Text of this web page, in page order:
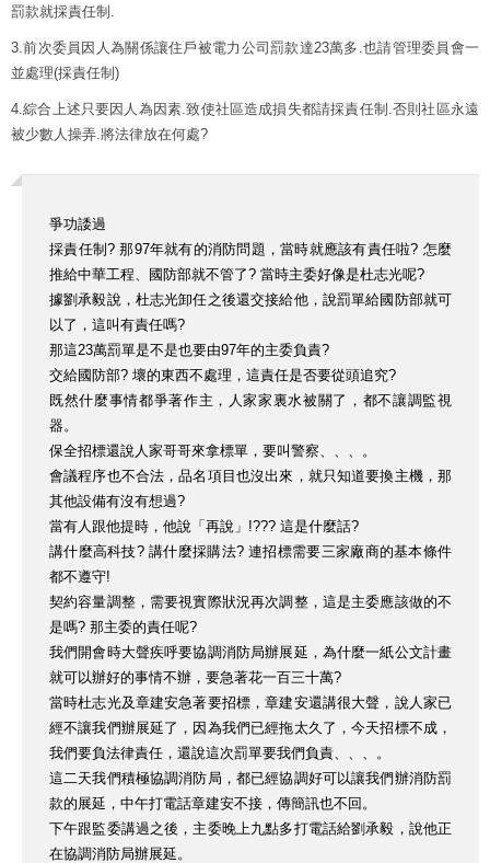
罰款就採責任制.
3.前次委員因人為關係讓住戶被電力公司罰款達23萬多.也請管理委員會一
並處理(採責任制)
4.綜合上述只要因人為因素.致使社區造成損失都請採責任制.否則社區永遠
被少數人操弄.將法律放在何處?
爭功諉過
採責任制? 那97年就有的消防問題，當時就應該有責任啦? 怎麼
推給中華工程、國防部就不管了? 當時主委好像是杜志光呢?
據劉承毅說，杜志光卸任之後還交接給他，說罰單給國防部就可
以了，這叫有責任嗎?
那這23萬罰單是不是也要由97年的主委負責?
交給國防部? 壞的東西不處理，這責任是否要從頭追究?
既然什麼事情都爭著作主，人家家裏水被關了，都不讓調監視
器。
保全招標還說人家哥哥來拿標單，要叫警察、、、。
會議程序也不合法，品名項目也沒出來，就只知道要換主機，那
其他設備有沒有想過?
當有人跟他提時，他說「再說」!??? 這是什麼話?
講什麼高科技? 講什麼採購法? 連招標需要三家廠商的基本條件
都不遵守!
契約容量調整，需要視實際狀況再次調整，這是主委應該做的不
是嗎? 那主委的責任呢?
我們開會時大聲疾呼要協調消防局辦展延，為什麼一紙公文計畫
就可以辦好的事情不辦，要急著花一百三十萬?
當時杜志光及章建安急著要招標，章建安還講很大聲，說人家已
經不讓我們辦展延了，因為我們已經拖太久了，今天招標不成，
我們要負法律責任，還說這次罰單要我們負責、、、。
這二天我們積極協調消防局，都已經協調好可以讓我們辦消防罰
款的展延，中午打電話章建安不接，傳簡訊也不回。
下午跟監委講過之後，主委晚上九點多打電話給劉承毅，說他正
在協調消防局辦展延。